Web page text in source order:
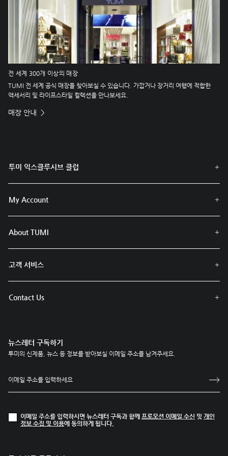
전 세계 300개 이상의 매장
TUMI 전 세계 공식 매장을 찾아보실 수 있습니다. 가깝거나 장거리 여행에 적합한
액세서리 및 라이프스타일 컬렉션을 만나보세요.
매장 안내
투미 익스클루시브 클럽
My Account
About TUMI
고객 서비스
Contact Us
뉴스레터 구독하기
투미의 신제품, 뉴스 등 정보를 받아보실 이메일 주소를 남겨주세요.
이메일 주소를 입력하시면 뉴스레터 구독과 함께 프로모션 이메일 수신 및 개인
정보 수집 및 이용에 동의하게 됩니다.